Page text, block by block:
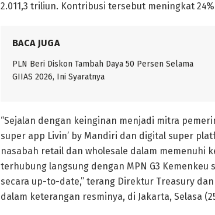
2.011,3 triliun. Kontribusi tersebut meningkat
BACA JUGA
PLN Beri Diskon Tambah Daya 50 Persen Selama
GIIAS 2026, Ini Syaratnya
“Sejalan dengan keinginan menjadi mitra
super app Livin’ by Mandiri dan digital super
nasabah retail dan wholesale dalam memenuhi
terhubung langsung dengan MPN G3
secara up-to-date,” terang Direktur Treasury
dalam keterangan resminya, di Jakarta, Selasa